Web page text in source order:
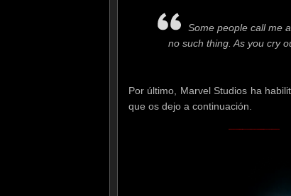
Some people call me
no such thing. As you cry
Por último, Marvel Studios ha
que os dejo a continuación.